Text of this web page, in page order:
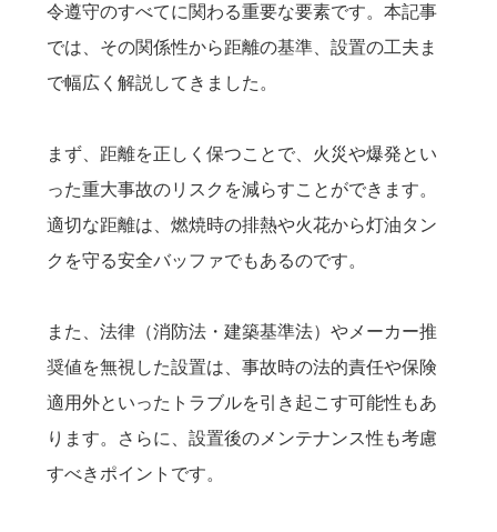
令遵守のすべてに関わる重要な要素です。本記事
では、その関係性から距離の基準、設置の工夫ま
で幅広く解説してきました。
まず、距離を正しく保つことで、火災や爆発とい
った重大事故のリスクを減らすことができます。
適切な距離は、燃焼時の排熱や火花から灯油タン
クを守る安全バッファでもあるのです。
また、法律（消防法・建築基準法）やメーカー推
奨値を無視した設置は、事故時の法的責任や保険
適用外といったトラブルを引き起こす可能性もあ
ります。さらに、設置後のメンテナンス性も考慮
すべきポイントです。